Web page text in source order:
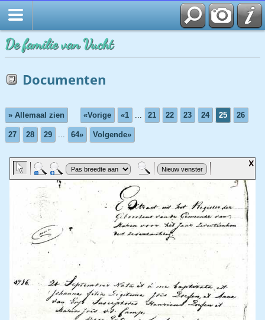
Startpagina
De familie van Vucht
Documenten
» Allemaal zien «Vorige «1 ... 21 22 23 24 25 26
27 28 29 ... 64» Volgende»